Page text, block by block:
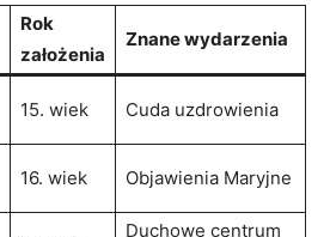
Rok
założenia
Znane wydarzenia
15. wiek Cuda uzdrowienia
16. wiek Objawienia Maryjne
Duchowe centrum